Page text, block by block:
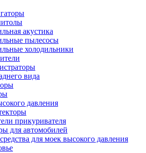
акустика
пылесосы
холодильники
вида
давления
прикуривателя
для автомобилей
для моек высокого давления